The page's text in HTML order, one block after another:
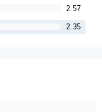
2.57
2.35